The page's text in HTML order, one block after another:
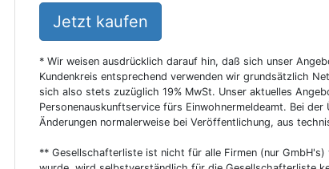
Jetzt kaufen
* Wir weisen ausdrücklich darauf hin, daß sich unser
Kundenkreis entsprechend verwenden wir grundsätzlich
sich also stets zuzüglich 19% MwSt. Unser aktuelles
Personenauskunftservice fürs Einwohnermeldeamt. Bei
Änderungen normalerweise bei Veröffentlichung, aus
** Gesellschafterliste ist nicht für alle Firmen (nur